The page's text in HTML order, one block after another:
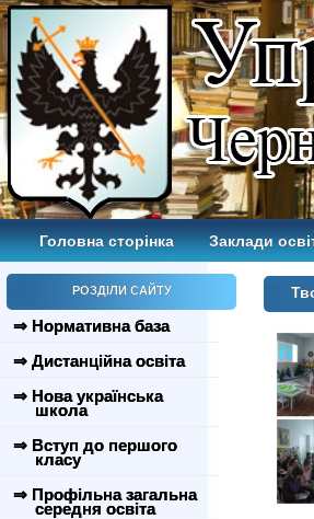
Головна сторінка Заклади
РОЗДІЛИ САЙТУ
⇒ Нормативна база
⇒ Дистанційна освіта
⇒ Нова українська
школа
⇒ Вступ до першого
класу
⇒ Профільна загальна
середня освіта